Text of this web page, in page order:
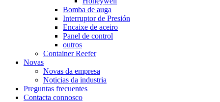
Bomba de auga
Interruptor de Presión
Encaixe de aceiro
Panel de control
outros
Container Reefer
Novas
Novas da empresa
Noticias da industria
Preguntas frecuentes
Contacta connosco